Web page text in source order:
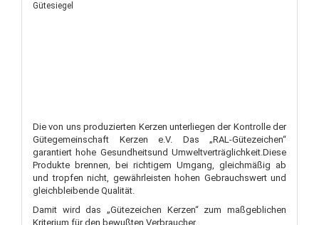
Gütesiegel
Die von uns produzierten Kerzen unterliegen der Kontrolle der
Gütegemeinschaft Kerzen e.V. Das „RAL-Gütezeichen“
garantiert hohe Gesundheitsund Umweltverträglichkeit.Diese
Produkte brennen, bei richtigem Umgang, gleichmäßig ab
und tropfen nicht, gewährleisten hohen Gebrauchswert und
gleichbleibende Qualität.
Damit wird das „Gütezeichen Kerzen“ zum maßgeblichen
Kriterium für den bewußten Verbraucher.